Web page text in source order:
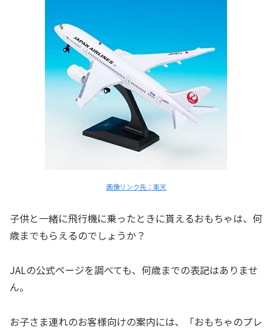
画像リンク先：楽天
子供と一緒に飛行機に乗ったときに貰えるおもちゃは、何
歳までもらえるのでしょうか？
JALの公式ページを調べても、 何歳までの表記はありませ
ん。
お子さま連れのお客様向けの案内には、「おもちゃのプレ